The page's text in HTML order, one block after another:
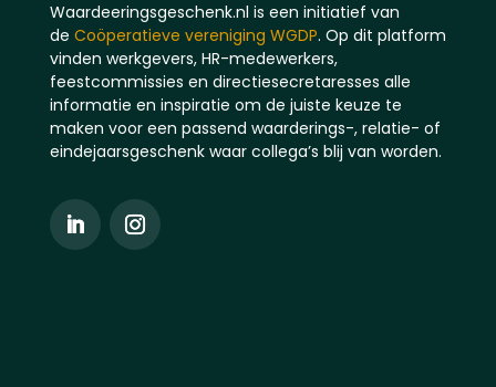
Waardeeringsgeschenk.nl is een initiatief van
de Coöperatieve vereniging WGDP. Op dit platform
vinden werkgevers, HR-medewerkers,
feestcommissies en directiesecretaresses alle
informatie en inspiratie om de juiste keuze te
maken voor een passend waarderings-, relatie- of
eindejaarsgeschenk waar collega’s blij van worden.